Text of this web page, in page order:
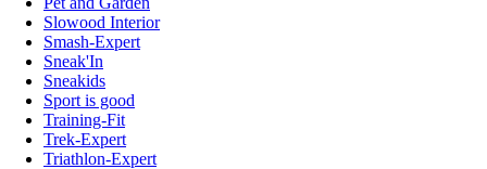
Slowood Interior
Smash-Expert
Sneak'In
Sneakids
Sport is good
Training-Fit
Trek-Expert
Triathlon-Expert